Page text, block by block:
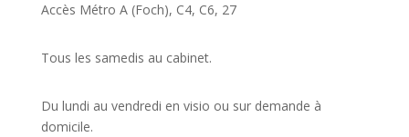
Accès Métro A (Foch), C4, C6, 27
Tous les samedis au cabinet.
Du lundi au vendredi en visio ou sur demande à
domicile.